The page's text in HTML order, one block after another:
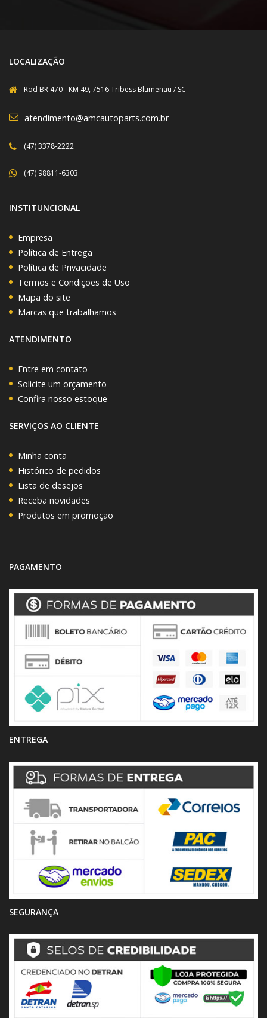
LOCALIZAÇÃO
Rod BR 470 - KM 49, 7516 Tribess Blumenau / SC
atendimento@amcautoparts.com.br
(47) 3378-2222
(47) 98811-6303
INSTITUNCIONAL
Empresa
Política de Entrega
Política de Privacidade
Termos e Condições de Uso
Mapa do site
Marcas que trabalhamos
ATENDIMENTO
Entre em contato
Solicite um orçamento
Confira nosso estoque
SERVIÇOS AO CLIENTE
Minha conta
Histórico de pedidos
Lista de desejos
Receba novidades
Produtos em promoção
PAGAMENTO
ENTREGA
SEGURANÇA